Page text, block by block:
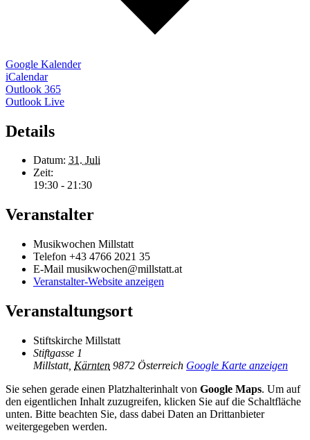
Google Kalender
iCalendar
Outlook 365
Outlook Live
Details
Datum: 31. Juli
Zeit:
19:30 - 21:30
Veranstalter
Musikwochen Millstatt
Telefon +43 4766 2021 35
E-Mail musikwochen@millstatt.at
Veranstalter-Website anzeigen
Veranstaltungsort
Stiftskirche Millstatt
Stiftgasse 1
Millstatt, Kärnten 9872 Österreich Google Karte anzeigen
Sie sehen gerade einen Platzhalterinhalt von Google Maps. Um auf
den eigentlichen Inhalt zuzugreifen, klicken Sie auf die Schaltfläche
unten. Bitte beachten Sie, dass dabei Daten an Drittanbieter
weitergegeben werden.